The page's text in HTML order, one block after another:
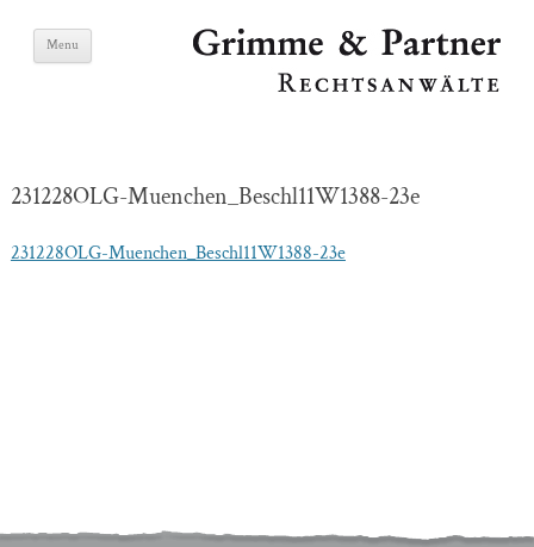
Grimme & Partner
Menu
231228OLG-Muenchen_Beschl11W1388-23e
231228OLG-Muenchen_Beschl11W1388-23e